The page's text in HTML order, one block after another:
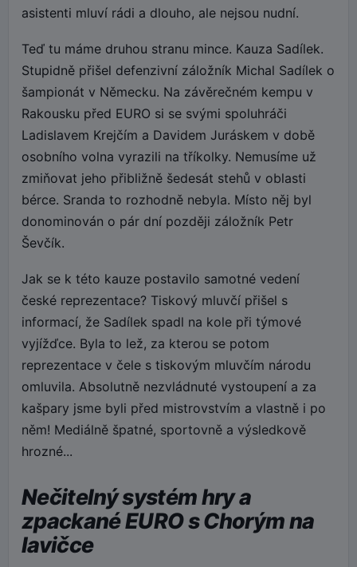
asistenti mluví rádi a dlouho, ale nejsou nudní.
Teď tu máme druhou stranu mince. Kauza Sadílek.
Stupidně přišel defenzivní záložník Michal Sadílek o
šampionát v Německu. Na závěrečném kempu v
Rakousku před EURO si se svými spoluhráči
Ladislavem Krejčím a Davidem Juráskem v době
osobního volna vyrazili na tříkolky. Nemusíme už
zmiňovat jeho přibližně šedesát stehů v oblasti
bérce. Sranda to rozhodně nebyla. Místo něj byl
donominován o pár dní později záložník Petr
Ševčík.
Jak se k této kauze postavilo samotné vedení
české reprezentace? Tiskový mluvčí přišel s
informací, že Sadílek spadl na kole při týmové
vyjížďce. Byla to lež, za kterou se potom
reprezentace v čele s tiskovým mluvčím národu
omluvila. Absolutně nezvládnuté vystoupení a za
kašpary jsme byli před mistrovstvím a vlastně i po
něm! Mediálně špatné, sportovně a výsledkově
hrozné...
Nečitelný systém hry a
zpackané EURO s Chorým na
lavičce